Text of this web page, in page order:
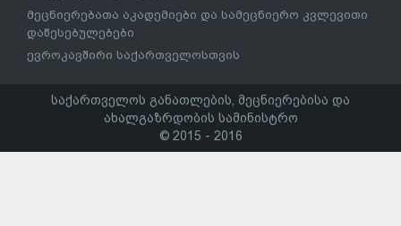
მეცნიერებათა აკადემიები და სამეცნიერო კვლევითი
დაწესებულებები
ევროკავშირი საქართველოსთვის
საქართველოს განათლების, მეცნიერებისა და
ახალგაზრდობის სამინისტრო
© 2015 - 2016